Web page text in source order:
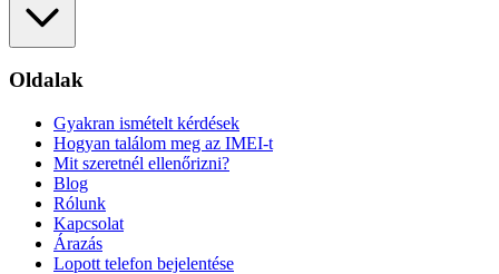
Oldalak
Gyakran ismételt kérdések
Hogyan találom meg az IMEI-t
Mit szeretnél ellenőrizni?
Blog
Rólunk
Kapcsolat
Árazás
Lopott telefon bejelentése